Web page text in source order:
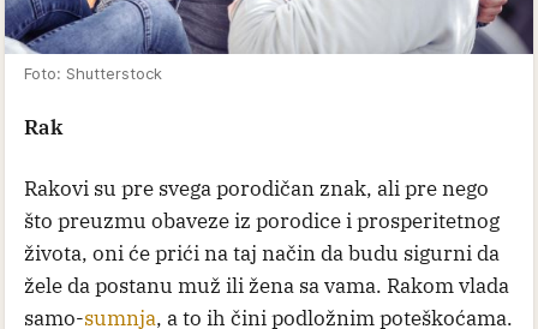
Foto: Shutterstock
Rak
Rakovi su pre svega porodičan znak, ali pre nego
što preuzmu obaveze iz porodice i prosperitetnog
života, oni će prići na taj način da budu sigurni da
žele da postanu muž ili žena sa vama. Rakom vlada
samo-sumnja, a to ih čini podložnim poteškoćama.